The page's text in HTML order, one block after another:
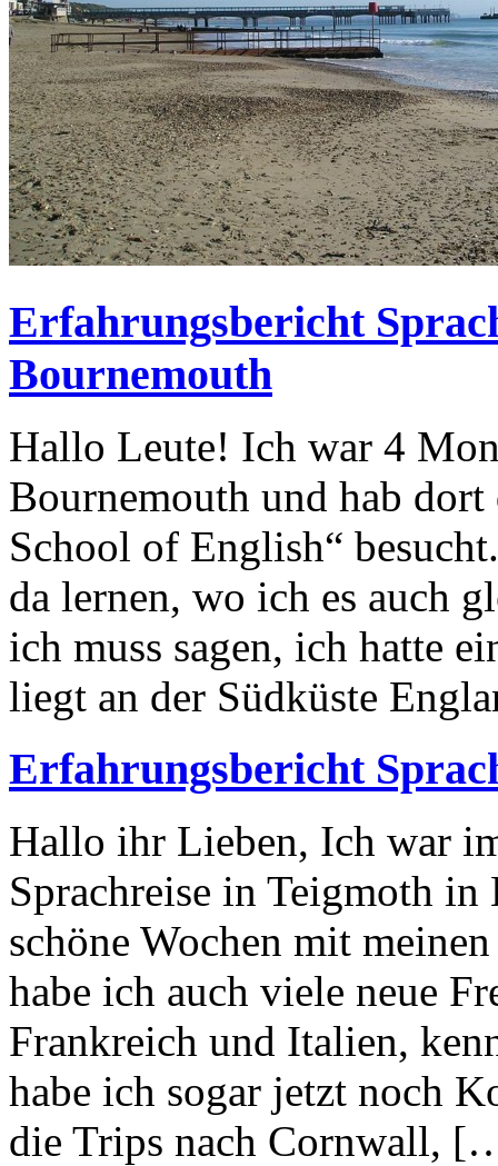
Erfahrungsbericht
Bournemouth
Hallo Leute! Ich war 4
Bournemouth und hab dort
School of English“
da lernen, wo ich es auch
ich muss sagen, ich hatte
liegt an der Südküste
Erfahrungsbericht
Hallo ihr Lieben, Ich war
Sprachreise in Teigmoth in
schöne Wochen mit
habe ich auch viele neue
Frankreich und Italien,
habe ich sogar jetzt noch
die Trips nach Cornwall,